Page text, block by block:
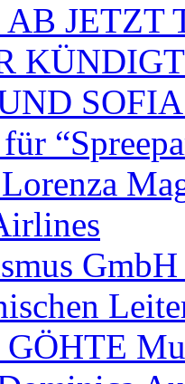
AB